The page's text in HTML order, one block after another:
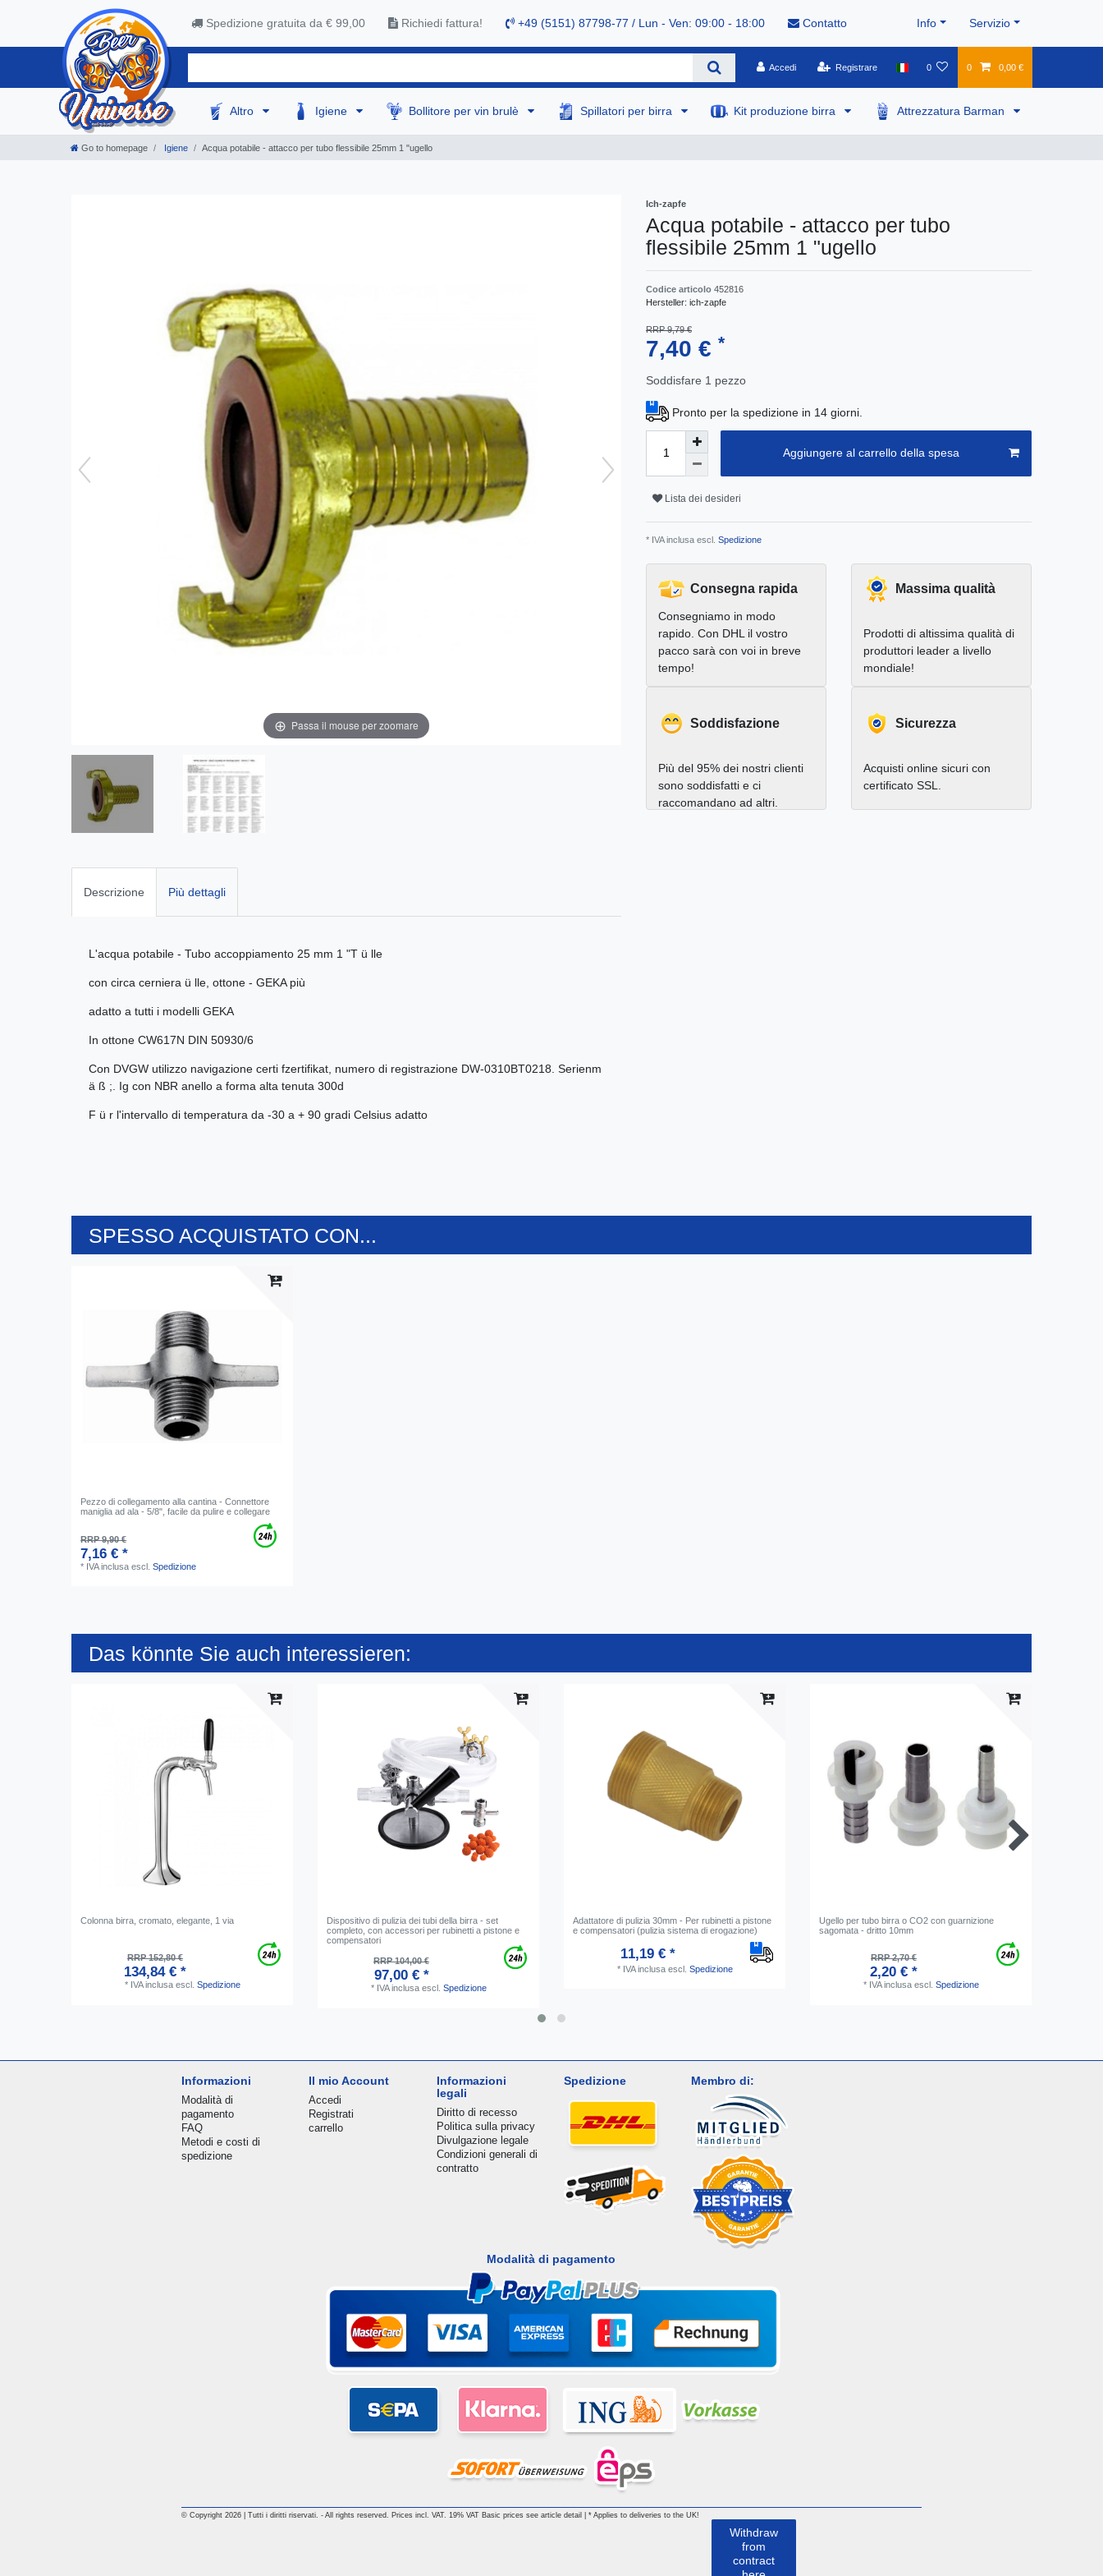
Spedizione gratuita da € 99,00 Richiedi fattura! +49 (5151) 87798-77 / Lun - Ven: 09:00 - 18:00 Contatto Info Servizio
Accedi Registrare 0 0 0,00 €
Altro Igiene Bollitore per vin brulè Spillatori per birra Kit produzione birra Attrezzatura Barman
Go to homepage Igiene Acqua potabile - attacco per tubo flessibile 25mm 1 "ugello
Passa il mouse per zoomare
Descrizione Più dettagli
L'acqua potabile - Tubo accoppiamento 25 mm 1 "T ü lle
con circa cerniera ü lle, ottone - GEKA più
adatto a tutti i modelli GEKA
In ottone CW617N DIN 50930/6
Con DVGW utilizzo navigazione certi fzertifikat, numero di registrazione DW-0310BT0218. Serienm
ä ß ;. Ig con NBR anello a forma alta tenuta 300d
F ü r l'intervallo di temperatura da -30 a + 90 gradi Celsius adatto
Ich-zapfe
Acqua potabile - attacco per tubo
flessibile 25mm 1 "ugello
Codice articolo 452816
Hersteller: ich-zapfe
RRP 9,79 €
7,40 € *
Soddisfare 1 pezzo
Pronto per la spedizione in 14 giorni.
Aggiungere al carrello della spesa
Lista dei desideri
* IVA inclusa escl. Spedizione
Consegna rapida
Consegniamo in modo
rapido. Con DHL il vostro
pacco sarà con voi in breve
tempo!
Massima qualità
Prodotti di altissima qualità di
produttori leader a livello
mondiale!
Soddisfazione
Più del 95% dei nostri clienti
sono soddisfatti e ci
raccomandano ad altri.
Sicurezza
Acquisti online sicuri con
certificato SSL.
SPESSO ACQUISTATO CON...
Pezzo di collegamento alla cantina - Connettore
maniglia ad ala - 5/8", facile da pulire e collegare
RRP 9,90 €
7,16 € *
* IVA inclusa escl.Spedizione
Das könnte Sie auch interessieren:
Сolonna birra, сromato, elegante, 1 via
RRP 152,80 €
134,84 € *
* IVA inclusaescl. Spedizione
Dispositivo di pulizia dei tubi della birra - set
completo, con accessori per rubinetti a pistone e
compensatori
RRP 104,00 €
97,00 € *
* IVA inclusaescl. Spedizione
Adattatore di pulizia 30mm - Per rubinetti a pistone
e compensatori (pulizia sistema di erogazione)
11,19 € *
* IVA inclusaescl. Spedizione
Ugello per tubo birra o CO2 con guarnizione
sagomata - dritto 10mm
RRP 2,70 €
2,20 € *
* IVA inclusaescl. Spedizione
Informazioni
Modalità di
pagamento
FAQ
Metodi e costi di
spedizione
Il mio Account
Accedi
Registrati
carrello
Informazioni
legali
Diritto di recesso
Politica sulla privacy
Divulgazione legale
Condizioni generali di
contratto
Spedizione Membro di:
Modalità di pagamento
© Copyright 2026 | Tutti i diritti riservati. - All rights reserved. Prices incl. VAT. 19% VAT Basic prices see article detail | * Applies to deliveries to the UK!
Withdraw
from
contract